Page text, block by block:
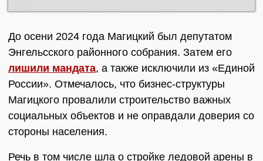
До осени 2024 года Магицкий был депутатом
Энгельсского районного собрания. Затем его
лишили мандата, а также исключили из «Единой
России». Отмечалось, что бизнес-структуры
Магицкого провалили строительство важных
социальных объектов и не оправдали доверия со
стороны населения.
Речь в том числе шла о стройке ледовой арены в